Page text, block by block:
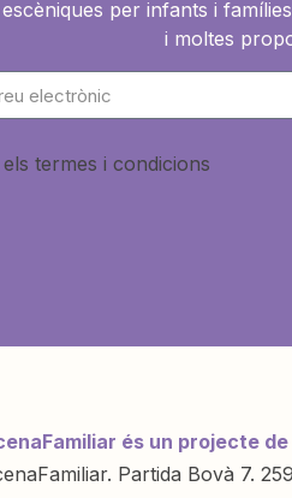
per infants i
i moltes
termes i condicions
és un projecte
Partida Bovà 7.